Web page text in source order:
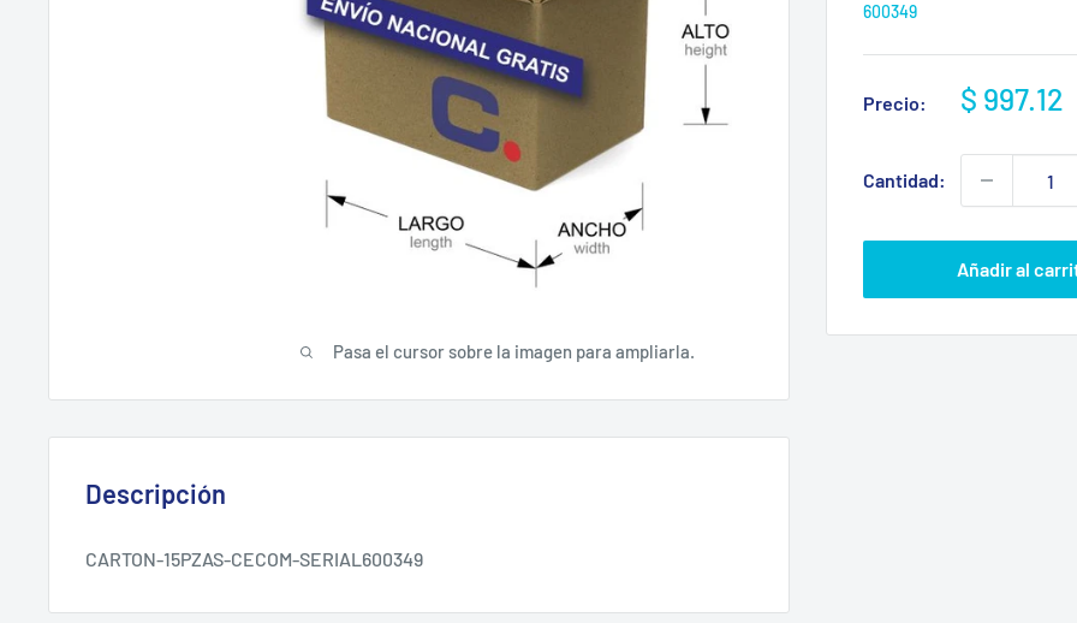
Pasa el cursor sobre la imagen para ampliarla.
600349
Precio:
Precio
venta
$ 997.12
Cantidad:
Añadir al
Descripción
CARTON-15PZAS-CECOM-SERIAL600349